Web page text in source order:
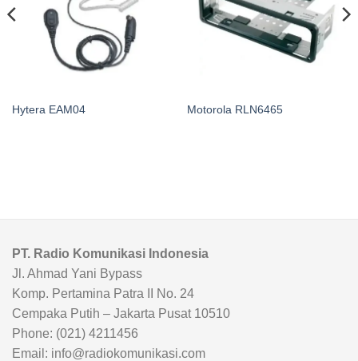
Hytera EAM04 Motorola RLN6465
PT. Radio Komunikasi Indonesia
Jl. Ahmad Yani Bypass
Komp. Pertamina Patra II No. 24
Cempaka Putih – Jakarta Pusat 10510
Phone: (021) 4211456
Email: info@radiokomunikasi.com